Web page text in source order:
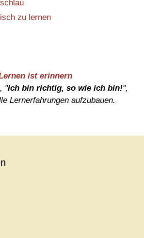
zu lernen
ist erinnern
"Ich bin richtig, so wie ich bin!",
Lernerfahrungen aufzubauen.